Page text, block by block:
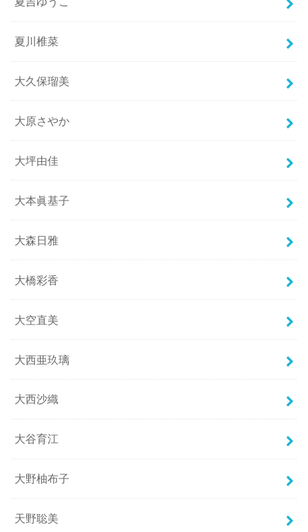
夏川椎菜
大久保瑠美
大原さやか
大坪由佳
大本眞基子
大森日雅
大橋彩香
大空直美
大西亜玖璃
大西沙織
大谷育江
大野柚布子
天野聡美